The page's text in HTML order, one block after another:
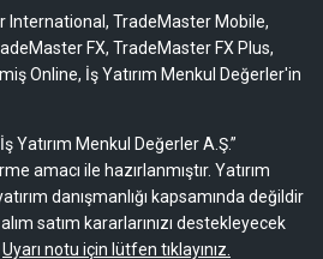
International, TradeMaster Mobile,
FX, TradeMaster FX Plus,
Online, İş Yatırım Menkul Değerler'in
Yatırım Menkul Değerler A.Ş.”
amacı ile hazırlanmıştır. Yatırım
danışmanlığı kapsamında değildir
satım kararlarınızı destekleyecek
Uyarı notu için lütfen tıklayınız.